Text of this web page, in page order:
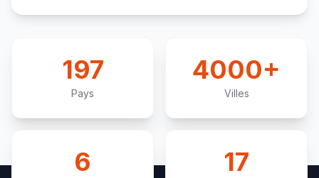
197
Pays
4000+
Villes
6 17